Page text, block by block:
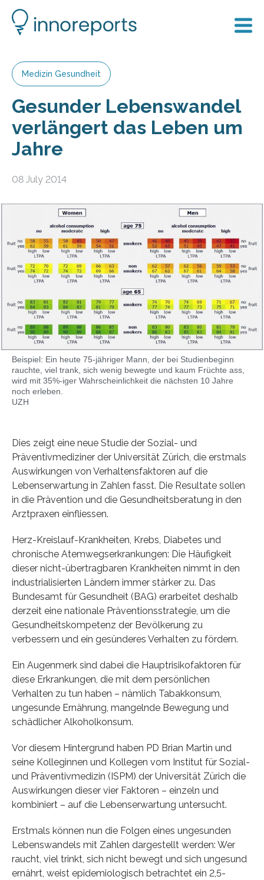
Medizin Gesundheit
Gesunder Lebenswandel
verlängert das Leben um
Jahre
08 July 2014
Beispiel: Ein heute 75-jähriger Mann, der bei Studienbeginn
rauchte, viel trank, sich wenig bewegte und kaum Früchte ass,
wird mit 35%-iger Wahrscheinlichkeit die nächsten 10 Jahre
noch erleben.
UZH
Dies zeigt eine neue Studie der Sozial- und
Präventivmediziner der Universität Zürich, die erstmals
Auswirkungen von Verhaltensfaktoren auf die
Lebenserwartung in Zahlen fasst. Die Resultate sollen
in die Prävention und die Gesundheitsberatung in den
Arztpraxen einfliessen.
Herz-Kreislauf-Krankheiten, Krebs, Diabetes und
chronische Atemwegserkrankungen: Die Häufigkeit
dieser nicht-übertragbaren Krankheiten nimmt in den
industrialisierten Ländern immer stärker zu. Das
Bundesamt für Gesundheit (BAG) erarbeitet deshalb
derzeit eine nationale Präventionsstrategie, um die
Gesundheitskompetenz der Bevölkerung zu
verbessern und ein gesünderes Verhalten zu fördern.
Ein Augenmerk sind dabei die Hauptrisikofaktoren für
diese Erkrankungen, die mit dem persönlichen
Verhalten zu tun haben – nämlich Tabakkonsum,
ungesunde Ernährung, mangelnde Bewegung und
schädlicher Alkoholkonsum.
Vor diesem Hintergrund haben PD Brian Martin und
seine Kolleginnen und Kollegen vom Institut für Sozial-
und Präventivmedizin (ISPM) der Universität Zürich die
Auswirkungen dieser vier Faktoren – einzeln und
kombiniert – auf die Lebenserwartung untersucht.
Erstmals können nun die Folgen eines ungesunden
Lebenswandels mit Zahlen dargestellt werden: Wer
raucht, viel trinkt, sich nicht bewegt und sich ungesund
ernährt, weist epidemiologisch betrachtet ein 2,5-